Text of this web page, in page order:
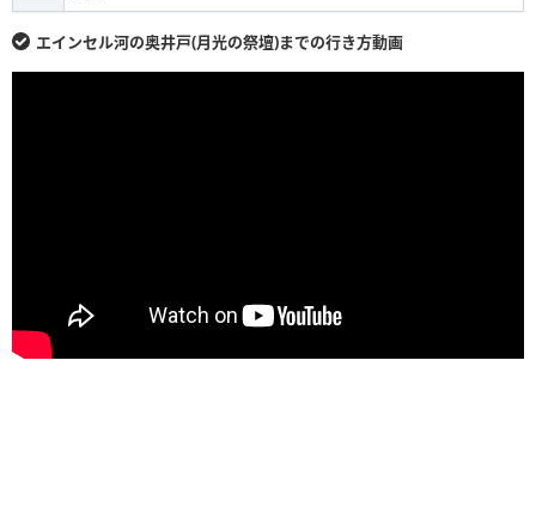
エインセル河の奥井戸(月光の祭壇)までの行き方動画